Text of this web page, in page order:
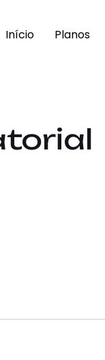
Início Planos